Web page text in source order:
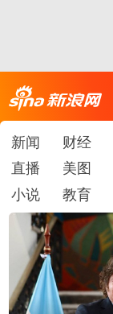
新闻 财经
直播
美图
小说
教育